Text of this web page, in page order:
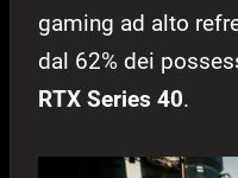
gaming ad alto
dal 62% dei
RTX Series 40.